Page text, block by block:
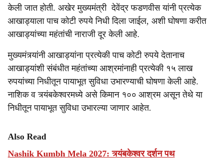
केली जात होती. अखेर मुख्यमंत्री देवेंद्र फडणवीस यांनी प्रत्येक
आखाड्याला पाच कोटी रुपये निधी दिला जाईल, अशी घोषणा करीत
आखाड्यांच्या महंतांची नाराजी दूर केली आहे.
मुख्यमंत्र्यांनी आखाड्यांना प्रत्येकी पाच कोटी रुपये देतानाच
आखाड्यांशी संबंधीत महंतांच्या आश्रमांनाही प्रत्येकी १५ लाख
रुपयांच्या निधीतून पायाभूत सुविधा उभारण्याची घोषणा केली आहे.
नाशिक व त्र्यंबकेश्वरमध्ये असे किमान १०० आश्रम असून तेथे या
निधीतून पायाभूत सुविधा उभारल्या जाणार आहेत.
Also Read
Nashik Kumbh Mela 2027: त्र्यंबकेश्वर दर्शन पथ